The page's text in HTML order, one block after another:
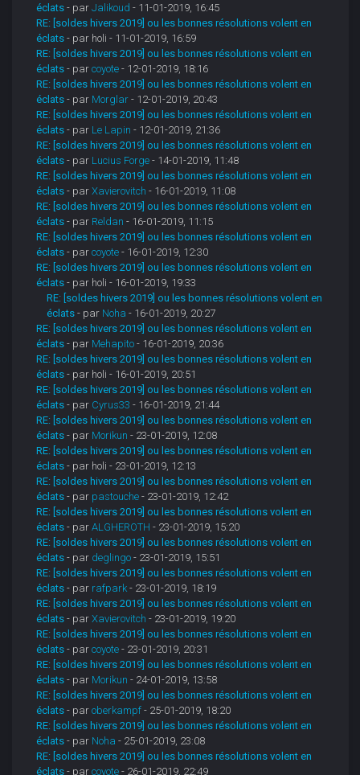
éclats - parJalikoud - 11-01-2019, 16:45
RE: [soldes hivers 2019] ou les bonnes résolutions volent en
éclats - par holi - 11-01-2019, 16:59
RE: [soldes hivers 2019] ou les bonnes résolutions volent en
éclats - parcoyote - 12-01-2019, 18:16
RE: [soldes hivers 2019] ou les bonnes résolutions volent en
éclats - par Morglar - 12-01-2019, 20:43
RE: [soldes hivers 2019] ou les bonnes résolutions volent en
éclats - par Le Lapin - 12-01-2019, 21:36
RE: [soldes hivers 2019] ou les bonnes résolutions volent en
éclats - par Lucius Forge - 14-01-2019, 11:48
RE: [soldes hivers 2019] ou les bonnes résolutions volent en
éclats - parXavierovitch - 16-01-2019, 11:08
RE: [soldes hivers 2019] ou les bonnes résolutions volent en
éclats - par Reldan - 16-01-2019, 11:15
RE: [soldes hivers 2019] ou les bonnes résolutions volent en
éclats - parcoyote - 16-01-2019, 12:30
RE: [soldes hivers 2019] ou les bonnes résolutions volent en
éclats - par holi - 16-01-2019, 19:33
RE: [soldes hivers 2019] ou les bonnes résolutions volent en
éclats - par Noha - 16-01-2019, 20:27
RE: [soldes hivers 2019] ou les bonnes résolutions volent en
éclats - par Mehapito - 16-01-2019, 20:36
RE: [soldes hivers 2019] ou les bonnes résolutions volent en
éclats - par holi - 16-01-2019, 20:51
RE: [soldes hivers 2019] ou les bonnes résolutions volent en
éclats - par Cyrus33 - 16-01-2019, 21:44
RE: [soldes hivers 2019] ou les bonnes résolutions volent en
éclats - par Morikun - 23-01-2019, 12:08
RE: [soldes hivers 2019] ou les bonnes résolutions volent en
éclats - par holi - 23-01-2019, 12:13
RE: [soldes hivers 2019] ou les bonnes résolutions volent en
éclats - par pastouche - 23-01-2019, 12:42
RE: [soldes hivers 2019] ou les bonnes résolutions volent en
éclats - parALGHEROTH - 23-01-2019, 15:20
RE: [soldes hivers 2019] ou les bonnes résolutions volent en
éclats - par deglingo - 23-01-2019, 15:51
RE: [soldes hivers 2019] ou les bonnes résolutions volent en
éclats - par rafpark - 23-01-2019, 18:19
RE: [soldes hivers 2019] ou les bonnes résolutions volent en
éclats - parXavierovitch - 23-01-2019, 19:20
RE: [soldes hivers 2019] ou les bonnes résolutions volent en
éclats - parcoyote - 23-01-2019, 20:31
RE: [soldes hivers 2019] ou les bonnes résolutions volent en
éclats - par Morikun - 24-01-2019, 13:58
RE: [soldes hivers 2019] ou les bonnes résolutions volent en
éclats - paroberkampf - 25-01-2019, 18:20
RE: [soldes hivers 2019] ou les bonnes résolutions volent en
éclats - par Noha - 25-01-2019, 23:08
RE: [soldes hivers 2019] ou les bonnes résolutions volent en
éclats - parcoyote - 26-01-2019, 22:49